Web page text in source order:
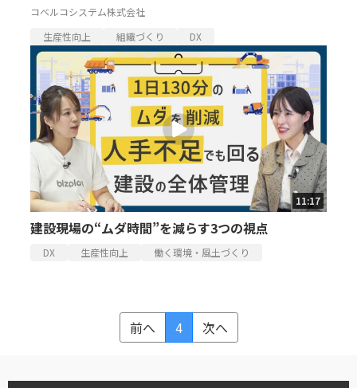
コベルコシステム株式会社
生産性向上
組織づくり DX
11:17
建設現場の“ムダ時間”を減らす3つの視点
DX 生産性向上 働く環境・風土づくり
前へ 4 次へ